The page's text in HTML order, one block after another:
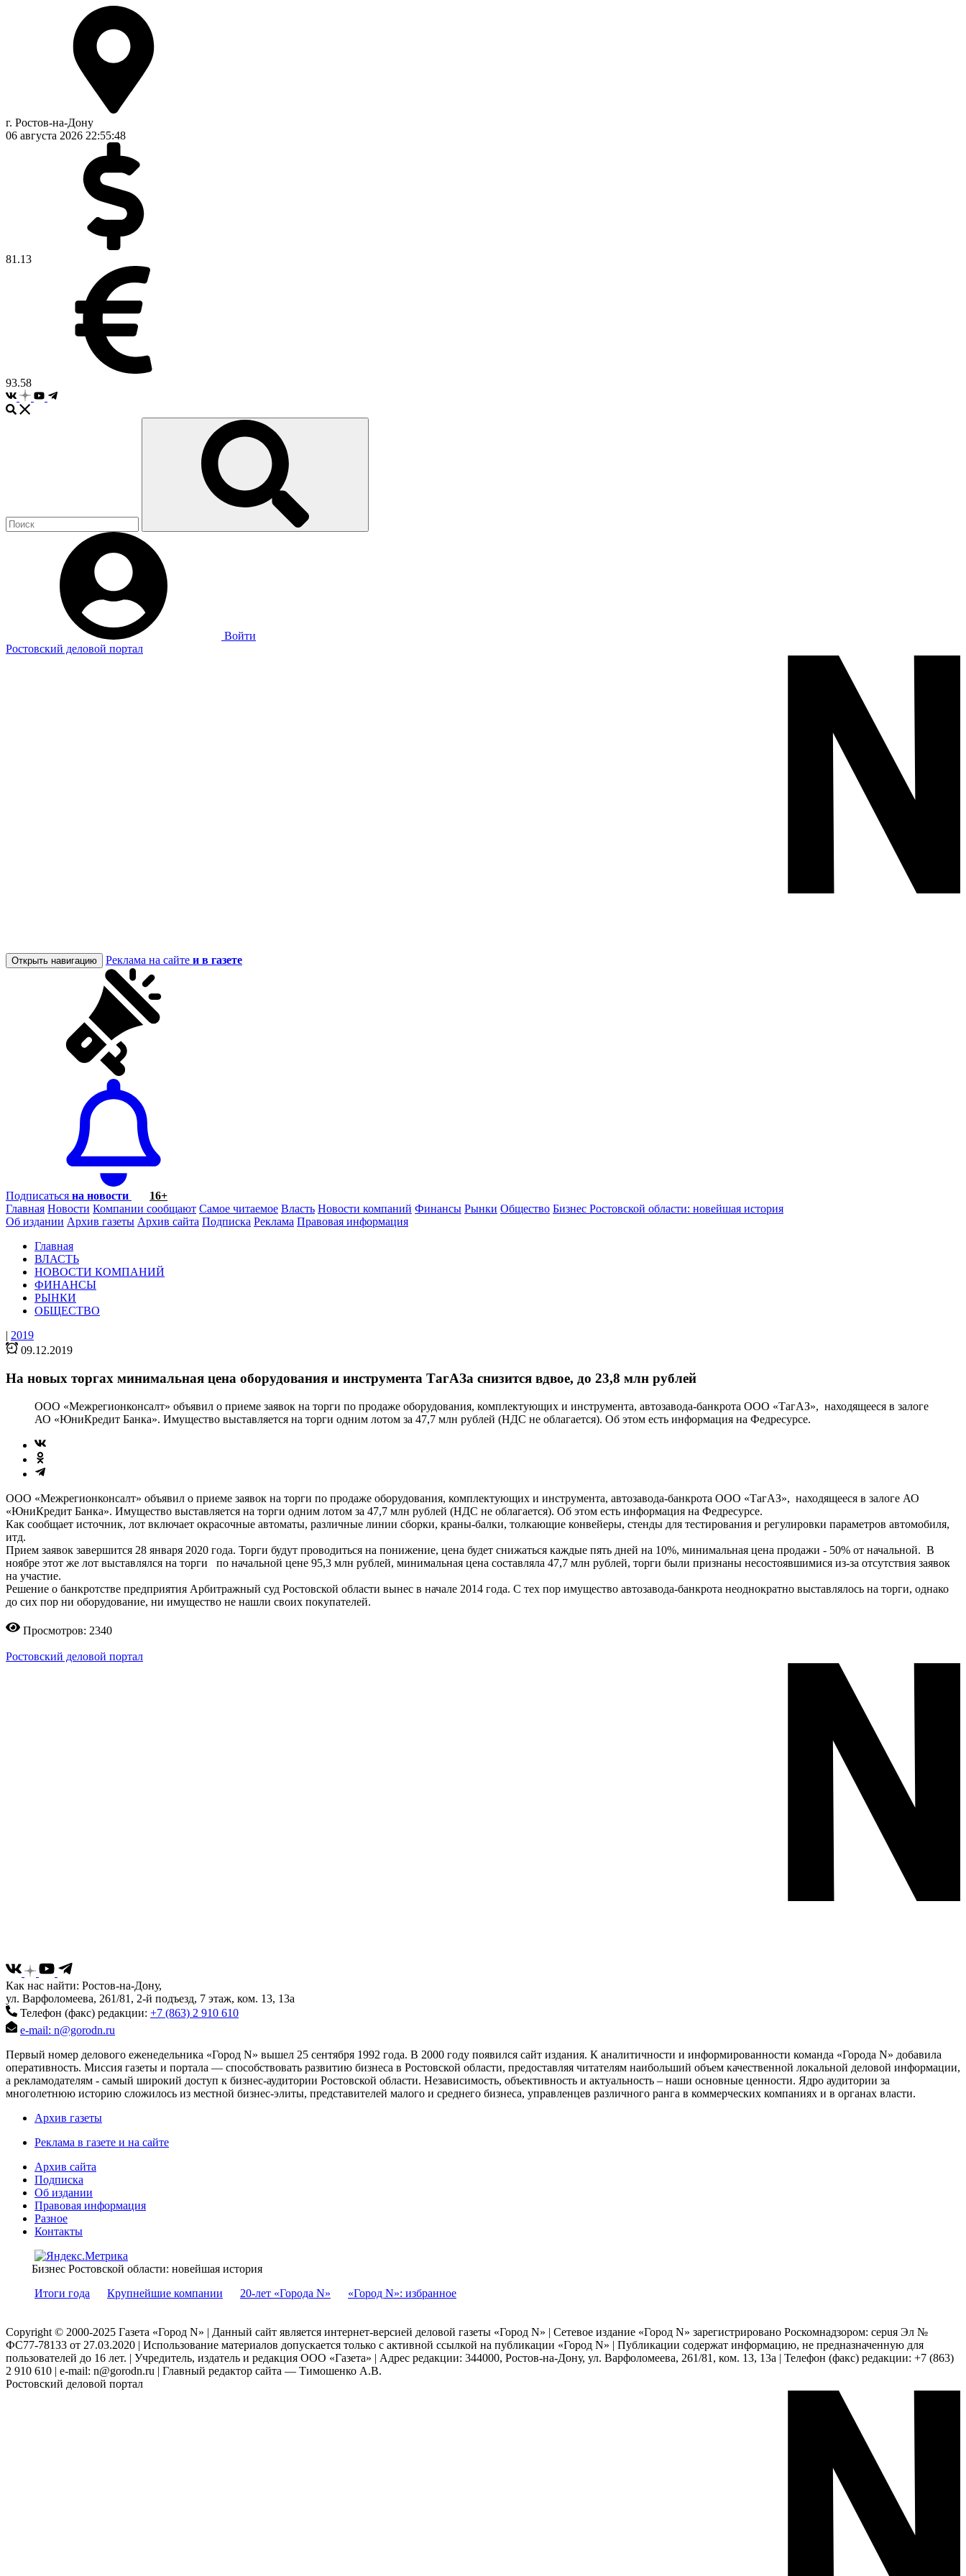
г. Ростов-на-Дону
06 августа 2026 22:55:48
81.13
93.58
Войти
Ростовский деловой портал
Открыть навигацию Реклама на сайте и в газете
Подписаться на новости
16+
Главная Новости Компании сообщают Самое читаемое Власть Новости компаний Финансы Рынки Общество Бизнес Ростовской области: новейшая история
Об издании Архив газеты Архив сайта Подписка Реклама Правовая информация
Главная
ВЛАСТЬ
НОВОСТИ КОМПАНИЙ
ФИНАНСЫ
РЫНКИ
ОБЩЕСТВО
| 2019
09.12.2019
На новых торгах минимальная цена оборудования и инструмента ТагАЗа снизится вдвое, до 23,8 млн рублей
ООО «Межрегионконсалт» объявил о приеме заявок на торги по продаже оборудования, комплектующих и инструмента, автозавода-банкрота ООО «ТагАЗ», находящееся в залоге
АО «ЮниКредит Банка». Имущество выставляется на торги одним лотом за 47,7 млн рублей (НДС не облагается). Об этом есть информация на Федресурсе.
ООО «Межрегионконсалт» объявил о приеме заявок на торги по продаже оборудования, комплектующих и инструмента, автозавода-банкрота ООО «ТагАЗ», находящееся в залоге АО
«ЮниКредит Банка». Имущество выставляется на торги одним лотом за 47,7 млн рублей (НДС не облагается). Об этом есть информация на Федресурсе.
Как сообщает источник, лот включает окрасочные автоматы, различные линии сборки, краны-балки, толкающие конвейеры, стенды для тестирования и регулировки параметров автомобиля,
итд.
Прием заявок завершится 28 января 2020 года. Торги будут проводиться на понижение, цена будет снижаться каждые пять дней на 10%, минимальная цена продажи - 50% от начальной. В
ноябре этот же лот выставлялся на торги по начальной цене 95,3 млн рублей, минимальная цена составляла 47,7 млн рублей, торги были признаны несостоявшимися из-за отсутствия заявок
на участие.
Решение о банкротстве предприятия Арбитражный суд Ростовской области вынес в начале 2014 года. С тех пор имущество автозавода-банкрота неоднократно выставлялось на торги, однако
до сих пор ни оборудование, ни имущество не нашли своих покупателей.
Просмотров: 2340
Ростовский деловой портал
Как нас найти: Ростов-на-Дону,
ул. Варфоломеева, 261/81, 2-й подъезд, 7 этаж, ком. 13, 13а
Телефон (факс) редакции: +7 (863) 2 910 610
e-mail: n@gorodn.ru
Первый номер делового еженедельника «Город N» вышел 25 сентября 1992 года. В 2000 году появился сайт издания. К аналитичности и информированности команда «Города N» добавила
оперативность. Миссия газеты и портала — способствовать развитию бизнеса в Ростовской области, предоставляя читателям наибольший объем качественной локальной деловой информации,
а рекламодателям - самый широкий доступ к бизнес-аудитории Ростовской области. Независимость, объективность и актуальность – наши основные ценности. Ядро аудитории за
многолетнюю историю сложилось из местной бизнес-элиты, представителей малого и среднего бизнеса, управленцев различного ранга в коммерческих компаниях и в органах власти.
Архив газеты
Реклама в газете и на сайте
Архив сайта
Подписка
Об издании
Правовая информация
Разное
Контакты
Бизнес Ростовской области: новейшая история
Итоги года
Крупнейшие компании 20-лет «Города N» «Город N»: избранное
Copyright © 2000-2025 Газета «Город N» | Данный сайт является интернет-версией деловой газеты «Город N» | Сетевое издание «Город N» зарегистрировано Роскомнадзором: серuя Эл №
ФС77-78133 от 27.03.2020 | Использование материалов допускается только с активной ссылкой на публикации «Город N» | Публикации содержат информацию, не предназначенную для
пользователей до 16 лет. | Учредитель, издатель и редакция ООО «Газета» | Адрес редакции: 344000, Ростов-на-Дону, ул. Варфоломеева, 261/81, ком. 13, 13а | Телефон (факс) редакции: +7 (863)
2 910 610 | e-mail: n@gorodn.ru | Главный редактор сайта — Тимошенко А.В.
Ростовский деловой портал